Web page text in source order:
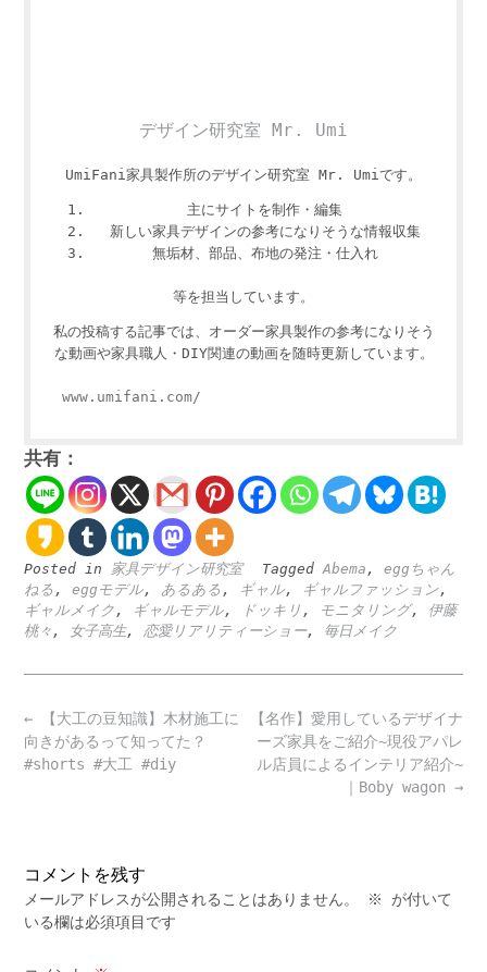
デザイン研究室 Mr. Umi
UmiFani家具製作所のデザイン研究室 Mr. Umiです。
主にサイトを制作・編集
新しい家具デザインの参考になりそうな情報収集
無垢材、部品、布地の発注・仕入れ
等を担当しています。
私の投稿する記事では、オーダー家具製作の参考になりそう
な動画や家具職人・DIY関連の動画を随時更新しています。
www.umifani.com/
共有：
Posted in 家具デザイン研究室 Tagged Abema , eggちゃん
ねる , eggモデル, あるある , ギャル, ギャルファッション,
ギャルメイク , ギャルモデル, ドッキリ , モニタリング, 伊藤
桃々 , 女子高生, 恋愛リアリティーショー, 毎日メイク
Post
navigation
【名作】愛用しているデザイナ
ーズ家具をご紹介~現役アパレ
ル店員によるインテリア紹介~
｜Boby wagon →
← 【大工の豆知識】木材施工に
向きがあるって知ってた？
#shorts #大工 #diy
コメントを残す
メールアドレスが公開されることはありません。 ※
が付いて
いる欄は必須項目です